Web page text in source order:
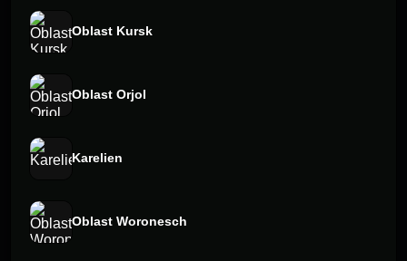
Oblast Kursk
Oblast Orjol
Karelien
Oblast Woronesch